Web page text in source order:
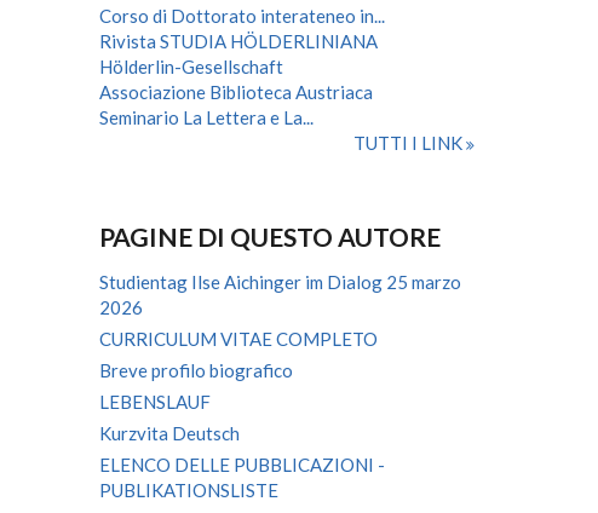
Corso di Dottorato interateneo in...
Rivista STUDIA HÖLDERLINIANA
Hölderlin-Gesellschaft
Associazione Biblioteca Austriaca
Seminario La Lettera e La...
TUTTI I LINK
PAGINE DI QUESTO AUTORE
Studientag Ilse Aichinger im Dialog 25 marzo
2026
CURRICULUM VITAE COMPLETO
Breve profilo biografico
LEBENSLAUF
Kurzvita Deutsch
ELENCO DELLE PUBBLICAZIONI -
PUBLIKATIONSLISTE